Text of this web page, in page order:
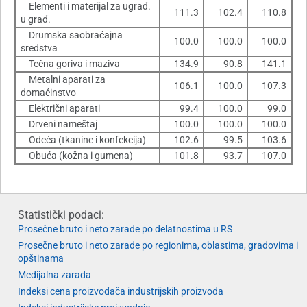
Elementi i materijal za ugrađ.
u građ.
111.3 102.4 110.8
Drumska saobraćajna
sredstva
100.0 100.0 100.0
Tečna goriva i maziva 134.9 90.8
141.1
Metalni aparati za
domaćinstvo
106.1 100.0 107.3
Električni aparati 99.4 100.0
99.0
Drveni nameštaj
100.0 100.0
100.0
Odeća (tkanine i konfekcija)
102.6 99.5
103.6
Obuća (kožna i gumena)
101.8 93.7 107.0
Statistički podaci:
Prosečne bruto i neto zarade po delatnostima u RS
Prosečne bruto i neto zarade po regionima, oblastima, gradovima i
opštinama
Medijalna zarada
Indeksi cena proizvođača industrijskih proizvoda